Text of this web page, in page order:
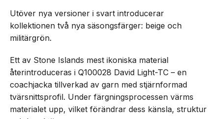
Utöver nya versioner i svart introducerar
kollektionen två nya säsongsfärger: beige och
militärgrön.
Ett av Stone Islands mest ikoniska material
återintroduceras i Q100028 David Light-TC – en
coachjacka tillverkad av garn med stjärnformad
tvärsnittsprofil. Under färgningsprocessen värms
materialet upp, vilket förändrar dess känsla, struktur